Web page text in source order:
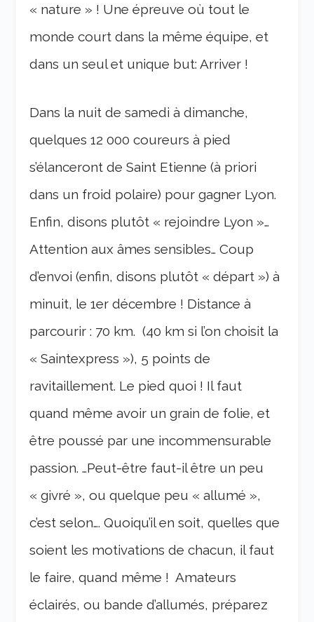
« nature » ! Une épreuve où tout le
monde court dans la même équipe, et
dans un seul et unique but: Arriver !
Dans la nuit de samedi à dimanche,
quelques 12 000 coureurs à pied
s’élanceront de Saint Etienne (à priori
dans un froid polaire) pour gagner Lyon.
Enfin, disons plutôt « rejoindre Lyon »…
Attention aux âmes sensibles… Coup
d’envoi (enfin, disons plutôt « départ ») à
minuit, le 1er décembre ! Distance à
parcourir : 70 km. (40 km si l’on choisit la
« Saintexpress »), 5 points de
ravitaillement. Le pied quoi ! Il faut
quand même avoir un grain de folie, et
être poussé par une incommensurable
passion. …Peut-être faut-il être un peu
« givré », ou quelque peu « allumé »,
c’est selon…. Quoiqu’il en soit, quelles que
soient les motivations de chacun, il faut
le faire, quand même ! Amateurs
éclairés, ou bande d’allumés, préparez